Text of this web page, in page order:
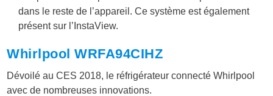
dans le reste de l’appareil. Ce système est également
présent sur l’InstaView.
Whirlpool WRFA94CIHZ
Dévoilé au CES 2018, le réfrigérateur connecté Whirlpool
avec de nombreuses innovations.